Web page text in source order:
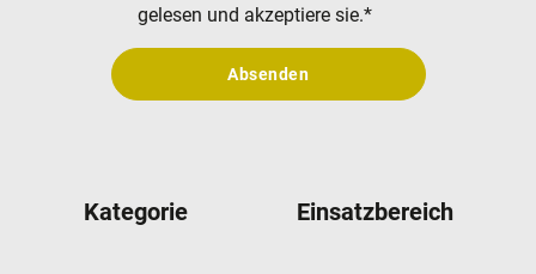
Kategorie Einsatzbereich
gelesen und akzeptiere sie.*
Absenden